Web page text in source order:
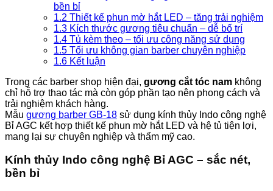
bền bỉ
1.2 Thiết kế phun mờ hắt LED – tăng trải nghiệm
1.3 Kích thước gương tiêu chuẩn – dễ bố trí
1.4 Tủ kèm theo – tối ưu công năng sử dụng
1.5 Tối ưu không gian barber chuyên nghiệp
1.6 Kết luận
Trong các barber shop hiện đại, gương cắt tóc nam không
chỉ hỗ trợ thao tác mà còn góp phần tạo nên phong cách và
trải nghiệm khách hàng.
Mẫu gương barber GB-18 sử dụng kính thủy Indo công nghệ
Bỉ AGC kết hợp thiết kế phun mờ hắt LED và hệ tủ tiện lợi,
mang lại sự chuyên nghiệp và thẩm mỹ cao.
Kính thủy Indo công nghệ Bỉ AGC – sắc nét,
bền bỉ